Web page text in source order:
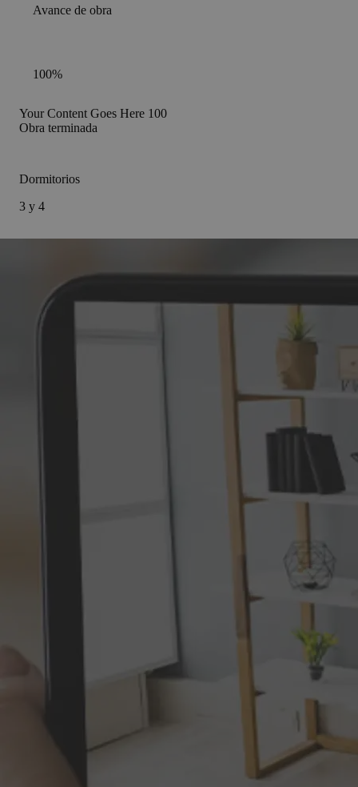
Avance de obra
100%
Your Content Goes Here 100
Obra terminada
Dormitorios
3 y 4